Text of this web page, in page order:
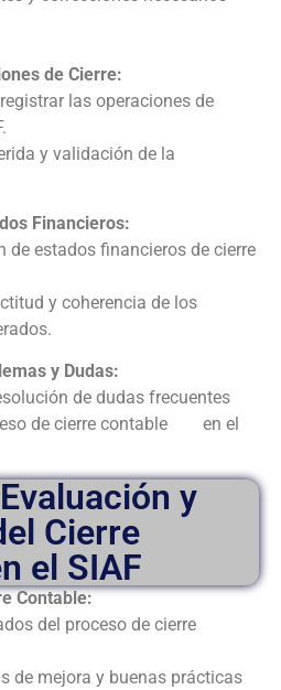
de Cierre:
las operaciones de
y validación de la
Financieros:
de estados financieros de cierre
y coherencia de los
y Dudas:
de dudas frecuentes
de cierre contable en el
y
Cierre
el SIAF
Contable:
del proceso de cierre
de mejora y buenas prácticas